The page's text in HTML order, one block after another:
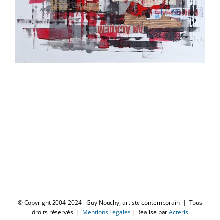
© Copyright 2004-2024 - Guy Nouchy, artiste contemporain | Tous
droits réservés | Mentions Légales | Réalisé parActeris